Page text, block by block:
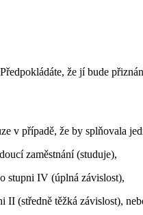
že jí bude
v případě, že by splňovala
zaměstnání (studuje),
stupni IV (úplná závislost),
II (středně těžká závislost),